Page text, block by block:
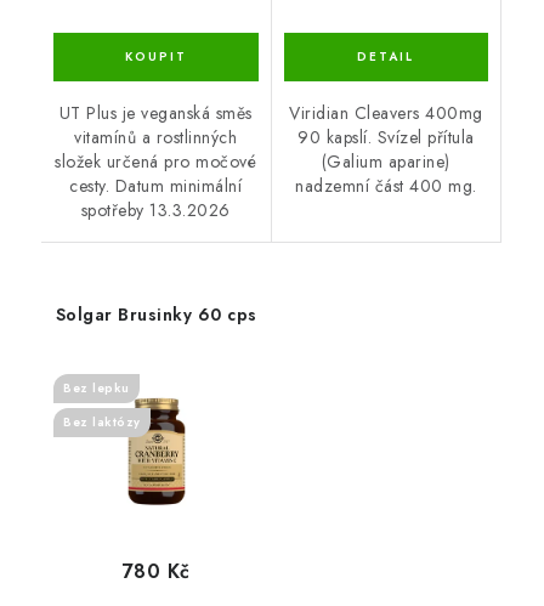
UT Plus je veganská směs
vitamínů a rostlinných
složek určená pro močové
cesty. Datum minimální
spotřeby 13.3.2026
Viridian Cleavers 400mg
90 kapslí. Svízel přítula
(Galium aparine)
nadzemní část 400 mg.
Solgar Brusinky 60 cps
Bez lepku
Bez laktózy
780 Kč